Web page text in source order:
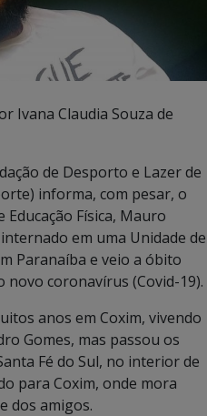
Ivana Claudia Souza de
de Desporto e Lazer de
informa, com pesar, o
Física, Mauro
em uma Unidade de
Paranaíba e veio a óbito
novo coronavírus (Covid-19).
anos em Coxim, vivendo
Gomes, mas passou os
Fé do Sul, no interior de
para Coxim, onde mora
dos amigos.